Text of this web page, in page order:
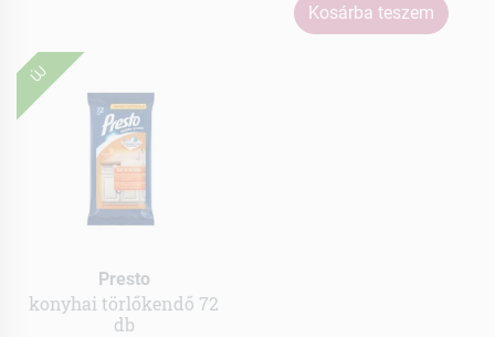
Kosárba teszem
ÚJ
Presto
konyhai törlőkendő 72
db